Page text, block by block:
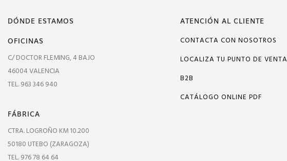
DÓNDE ESTAMOS
OFICINAS
C/ DOCTOR FLEMING, 4 BAJO
46004 VALENCIA
TEL. 963 346 940
FÁBRICA
CTRA. LOGROÑO KM 10.200
50180 UTEBO (ZARAGOZA)
TEL. 976 78 64 64
ATENCIÓN AL CLIENTE
CONTACTA CON NOSOTROS
LOCALIZA TU PUNTO DE VENTA
B2B
CATÁLOGO ONLINE PDF